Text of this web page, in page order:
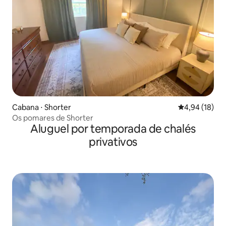
Cabana ⋅ Shorter 4,94 de uma
4,94 (18)
Os pomares de Shorter
Aluguel por temporada de chalés
privativos